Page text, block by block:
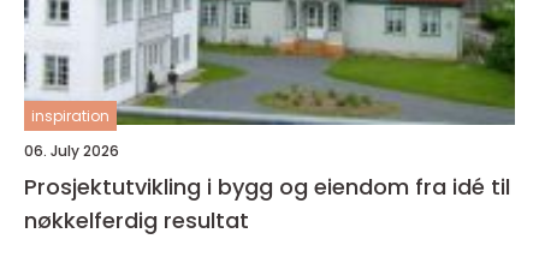
inspiration
06. July 2026
Prosjektutvikling i bygg og eiendom fra idé til
nøkkelferdig resultat